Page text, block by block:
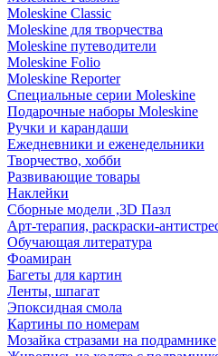
Moleskine Classic
Moleskine для творчества
Moleskine путеводители
Moleskine Folio
Moleskine Reporter
Специальные серии Moleskine
Подарочные наборы Moleskine
Ручки и карандаши
Ежедневники и еженедельники
Творчество, хобби
Развивающие товары
Наклейки
Сборные модели ,3D Пазл
Арт-терапия, раскраски-
Обучающая литература
Фоамиран
Багеты для картин
Ленты, шпагат
Эпоксидная смола
Картины по номерам
Мозайка стразами на подрамнике